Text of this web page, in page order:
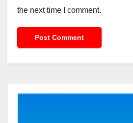
the next time I comment.